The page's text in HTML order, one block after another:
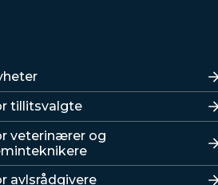
tillitsvalgte
veterinærer og
avlsrådgivere